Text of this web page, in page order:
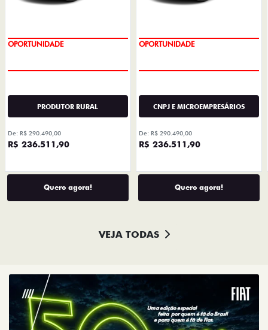
OPORTUNIDADE
PRODUTOR RURAL
De: R$ 290.490,00
R$ 236.511,90
Quero agora!
OPORTUNIDADE
CNPJ E MICROEMPRESÁRIOS
De: R$ 290.490,00
R$ 236.511,90
Quero agora!
VEJA TODAS